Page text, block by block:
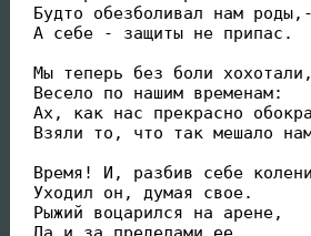
Будто обезболивал нам роды,-
А себе - защиты не припас.
Мы теперь без боли хохотали,
Весело по нашим временам:
Ах, как нас прекрасно
Взяли то, что так мешало
Время! И, разбив себе
Уходил он, думая свое.
Рыжий воцарился на арене,